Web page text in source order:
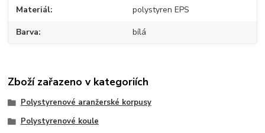
Materiál polystyren EPS
Barva bílá
Zboží zařazeno v kategoriích
Polystyrenové aranžerské korpusy
Polystyrenové koule